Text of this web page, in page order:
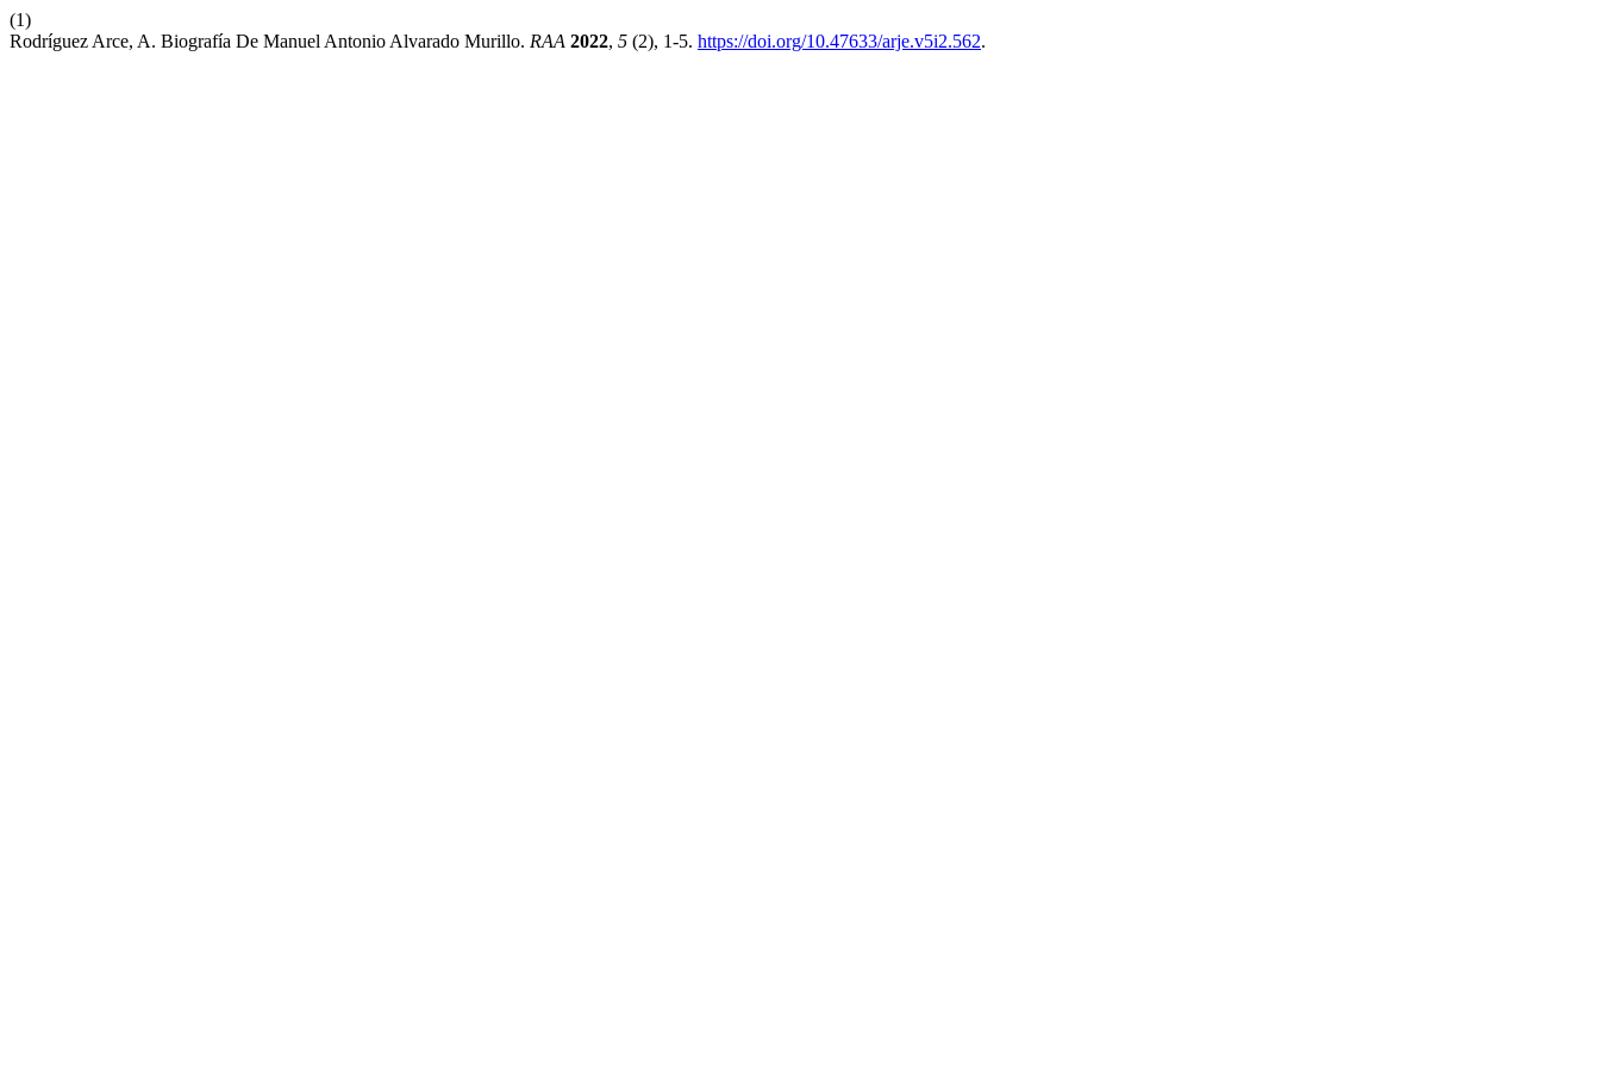
(1)
Rodríguez Arce, A. Biografía De Manuel Antonio Alvarado Murillo. RAA 2022, 5 (2), 1-5. https://doi.org/10.47633/arje.v5i2.562.